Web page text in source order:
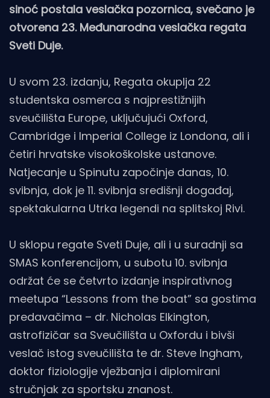
sinoć postala veslačka pozornica, svečano je
otvorena 23. Međunarodna veslačka regata
Sveti Duje.
U svom 23. izdanju, Regata okuplja 22
studentska osmerca s najprestižnijih
sveučilišta Europe, uključujući Oxford,
Cambridge i Imperial College iz Londona, ali i
četiri hrvatske visokoškolske ustanove.
Natjecanje u Spinutu započinje danas, 10.
svibnja, dok je 11. svibnja središnji događaj,
spektakularna Utrka legendi na splitskoj Rivi.
U sklopu regate Sveti Duje, ali i u suradnji sa
SMAS konferencijom, u subotu 10. svibnja
održat će se četvrto izdanje inspirativnog
meetupa “Lessons from the boat” sa gostima
predavačima – dr. Nicholas Elkington,
astrofizičar sa Sveučilišta u Oxfordu i bivši
veslač istog sveučilišta te dr. Steve Ingham,
doktor fiziologije vježbanja i diplomirani
stručnjak za sportsku znanost.